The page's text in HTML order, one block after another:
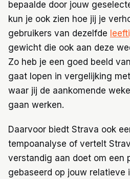
bepaalde door jouw
kun je ook zien hoe jij je
gebruikers van dezelfde
gewicht die ook aan deze
Zo heb je een goed beeld
gaat lopen in vergelijking
waar jij de aankomende
gaan werken.
Daarvoor biedt Strava ook
tempoanalyse of vertelt
verstandig aan doet om een
gebaseerd op jouw relatieve